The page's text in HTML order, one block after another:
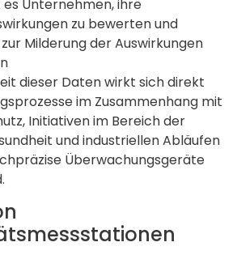
Unternehmen, ihre
zu bewerten und
Milderung der Auswirkungen
dieser Daten wirkt sich direkt
im Zusammenhang mit
Initiativen im Bereich der
und industriellen Abläufen
Überwachungsgeräte